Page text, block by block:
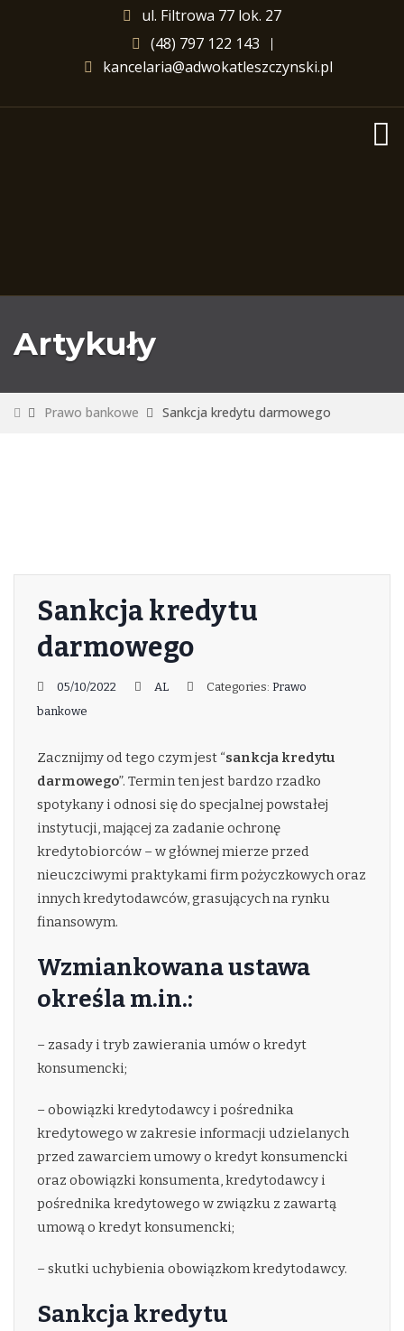
ul. Filtrowa 77 lok. 27
(48) 797 122 143
kancelaria@adwokatleszczynski.pl
Artykuły
Prawo bankowe Sankcja kredytu darmowego
Sankcja kredytu
darmowego
05/10/2022 AL Categories: Prawo
bankowe
Zacznijmy od tego czym jest “sankcja kredytu
darmowego”. Termin ten jest bardzo rzadko
spotykany i odnosi się do specjalnej powstałej
instytucji, mającej za zadanie ochronę
kredytobiorców – w głównej mierze przed
nieuczciwymi praktykami firm pożyczkowych oraz
innych kredytodawców, grasujących na rynku
finansowym.
Wzmiankowana ustawa
określa m.in.:
– zasady i tryb zawierania umów o kredyt
konsumencki;
– obowiązki kredytodawcy i pośrednika
kredytowego w zakresie informacji udzielanych
przed zawarciem umowy o kredyt konsumencki
oraz obowiązki konsumenta, kredytodawcy i
pośrednika kredytowego w związku z zawartą
umową o kredyt konsumencki;
– skutki uchybienia obowiązkom kredytodawcy.
Sankcja kredytu